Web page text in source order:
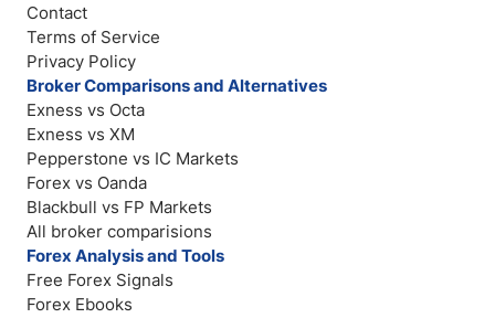
Contact
Terms of Service
Privacy Policy
Broker Comparisons and Alternatives
Exness vs Octa
Exness vs XM
Pepperstone vs IC Markets
Forex vs Oanda
Blackbull vs FP Markets
All broker comparisions
Forex Analysis and Tools
Free Forex Signals
Forex Ebooks